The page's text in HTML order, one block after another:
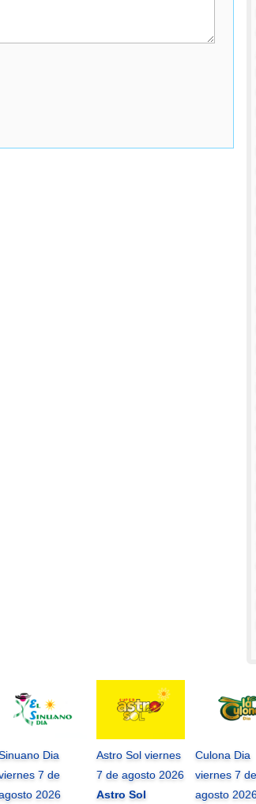
Dia
7 de
2026
Astro Sol viernes
7 de agosto 2026
Astro Sol
Culona Dia
viernes 7 de
agosto